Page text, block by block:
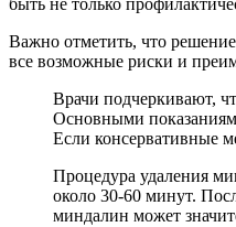
быть не только
Важно отметить, что
все возможные риски и
Врачи подчеркивают,
Основными
Если консервативные
Процедура удаления
около 30-60 минут.
миндалин может